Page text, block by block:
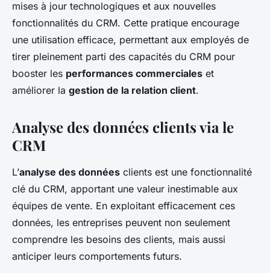
mises à jour technologiques et aux nouvelles
fonctionnalités du CRM. Cette pratique encourage
une utilisation efficace, permettant aux employés de
tirer pleinement parti des capacités du CRM pour
booster les performances commerciales et
améliorer la gestion de la relation client.
Analyse des données clients via le
CRM
L’analyse des données clients est une fonctionnalité
clé du CRM, apportant une valeur inestimable aux
équipes de vente. En exploitant efficacement ces
données, les entreprises peuvent non seulement
comprendre les besoins des clients, mais aussi
anticiper leurs comportements futurs.